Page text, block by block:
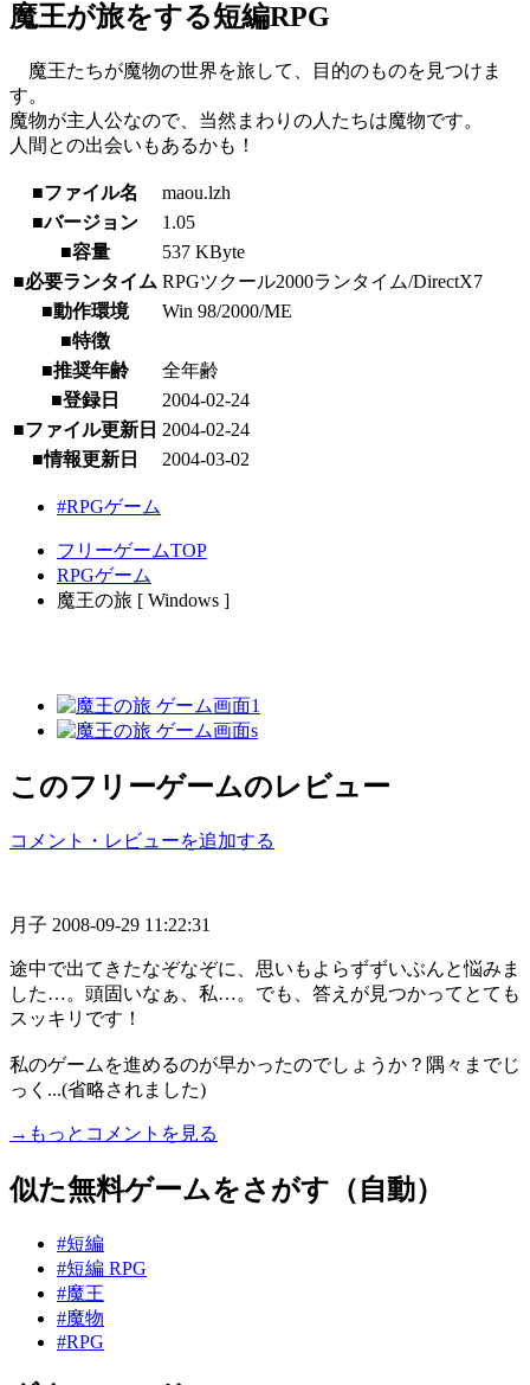
魔王が旅をする短編RPG
魔王たちが魔物の世界を旅して、目的のものを見つけま
す。
魔物が主人公なので、当然まわりの人たちは魔物です。
人間との出会いもあるかも！
■ファイル名
maou.lzh
■バージョン
1.05
■容量
537 KByte
■必要ランタイム RPGツクール2000ランタイム/DirectX7
■動作環境
Win 98/2000/ME
■特徴
■推奨年齢
全年齢
■登録日
2004-02-24
■ファイル更新日 2004-02-24
■情報更新日
2004-03-02
#RPGゲーム
フリーゲームTOP
RPGゲーム
魔王の旅 [ Windows ]
このフリーゲームのレビュー
コメント・レビューを追加する
月子 2008-09-29 11:22:31
途中で出てきたなぞなぞに、思いもよらずずいぶんと悩みま
した…。頭固いなぁ、私…。でも、答えが見つかってとても
スッキリです！
私のゲームを進めるのが早かったのでしょうか？隅々までじ
っく...(省略されました)
→もっとコメントを見る
似た無料ゲームをさがす（自動）
#短編
#短編 RPG
#魔王
#魔物
#RPG